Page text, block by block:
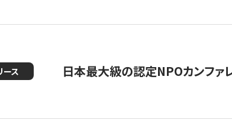
ース 日本最大級の認定NPOカンフ